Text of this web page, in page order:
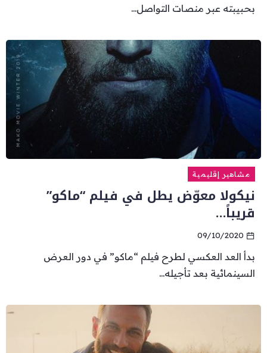
بحبيبته عبر منصات التواصل...
مشاهير إقليمية
نيكولا معوّض يطل في فيلم “ماكو”
قريباً…
09/10/2020
بدأ العد العكسي لطرح فيلم “ماكو” في دور العرض
السينمائية بعد تأجيله...